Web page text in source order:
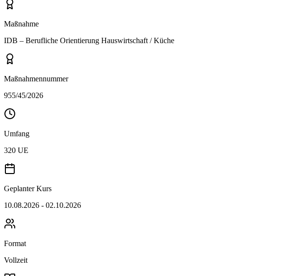
Maßnahme
IDB – Berufliche Orientierung Hauswirtschaft / Küche
Maßnahmennummer
955/45/2026
Umfang
320 UE
Geplanter Kurs
10.08.2026 - 02.10.2026
Format
Vollzeit